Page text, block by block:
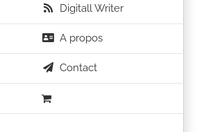
Digitall Writer
A propos
Contact